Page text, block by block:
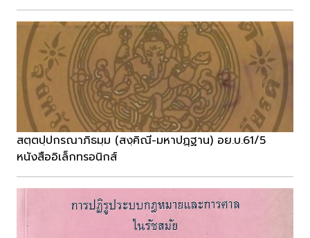
สตฺตปฺปกรณาภิธมฺม (สงฺคิณี-มหาปฏฺฐาน) อย.บ.61/5
หนังสืออิเล็กทรอนิกส์